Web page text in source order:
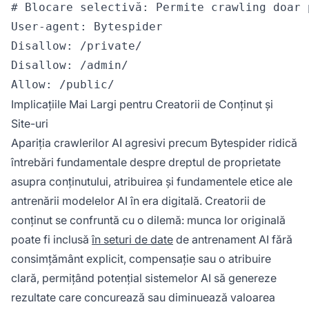
# Blocare selectivă: Permite crawling doar
User-agent: Bytespider
Disallow: /private/
Disallow: /admin/
Implicațiile Mai Largi pentru Creatorii de Conținut și
Site-uri
Apariția crawlerilor AI agresivi precum Bytespider ridică
întrebări fundamentale despre dreptul de proprietate
asupra conținutului, atribuirea și fundamentele etice ale
antrenării modelelor AI în era digitală. Creatorii de
conținut se confruntă cu o dilemă: munca lor originală
poate fi inclusăîn seturi de date de antrenament AI fără
consimțământ explicit, compensație sau o atribuire
clară, permițând potențial sistemelor AI să genereze
rezultate care concurează sau diminuează valoarea